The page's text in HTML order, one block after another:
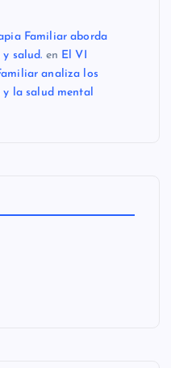
Familiar aborda
y salud. en El VI
analiza los
y la salud mental